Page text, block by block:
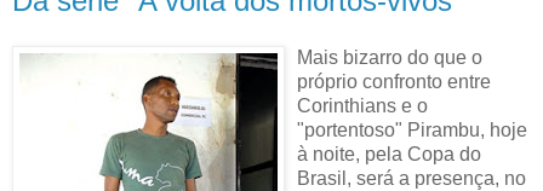
Mais bizarro do que o
próprio confronto entre
Corinthians e o
"portentoso" Pirambu, hoje
à noite, pela Copa do
Brasil, será a presença, no